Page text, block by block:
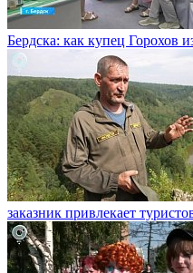
Бердска: как купец Горохов
заказник привлекает